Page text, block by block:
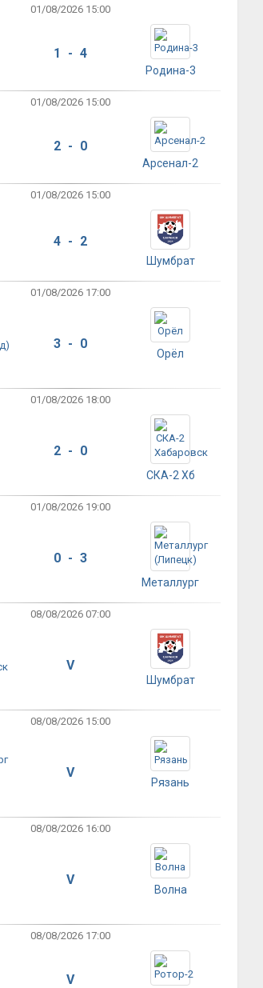
01/08/2026 15:00
1 - 4
Родина-3
01/08/2026 15:00
2 - 0
Арсенал-2
01/08/2026 15:00
4 - 2
Шумбрат
01/08/2026 17:00
3 - 0
Орёл
01/08/2026 18:00
2 - 0
СКА-2 Хб
01/08/2026 19:00
0 - 3
Металлург
08/08/2026 07:00
V
Шумбрат
08/08/2026 15:00
V
Рязань
08/08/2026 16:00
V
Волна
08/08/2026 17:00
V